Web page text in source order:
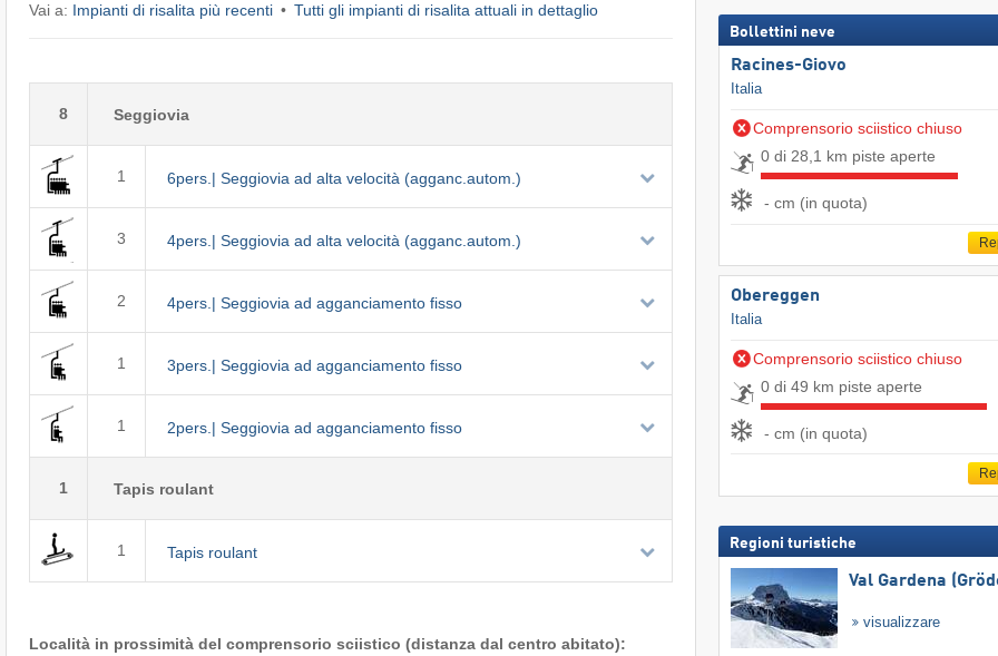
Vai a: Impianti di risalita più recenti Tutti gli impianti di risalita attuali in dettaglio
8 Seggiovia
1 6pers.| Seggiovia ad alta velocità (agganc.autom.)
3 4pers.| Seggiovia ad alta velocità (agganc.autom.)
2 4pers.| Seggiovia ad agganciamento fisso
1 3pers.| Seggiovia ad agganciamento fisso
1 2pers.| Seggiovia ad agganciamento fisso
1 Tapis roulant
1 Tapis roulant
Località in prossimità del comprensorio sciistico (distanza dal centro abitato):
Bollettini neve
Racines-Giovo
Italia
Comprensorio sciistico chiuso
0 di 28,1 km piste aperte
- cm (in quota)
Obereggen
Italia
Comprensorio sciistico chiuso
0 di 49 km piste aperte
- cm (in quota)
Regioni turistiche
Val Gardena
visualizzare